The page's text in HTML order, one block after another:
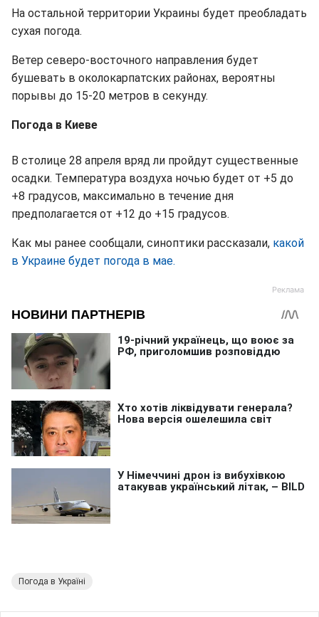
На остальной территории Украины будет преобладать
сухая погода.
Ветер северо-восточного направления будет
бушевать в околокарпатских районах, вероятны
порывы до 15-20 метров в секунду.
Погода в Киеве
В столице 28 апреля вряд ли пройдут существенные
осадки. Температура воздуха ночью будет от +5 до
+8 градусов, максимально в течение дня
предполагается от +12 до +15 градусов.
Как мы ранее сообщали, синоптики рассказали, какой
в Украине будет погода в мае.
Погода в Україні